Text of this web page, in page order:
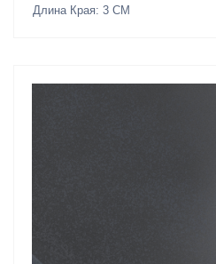
Длина Края: 3 СМ